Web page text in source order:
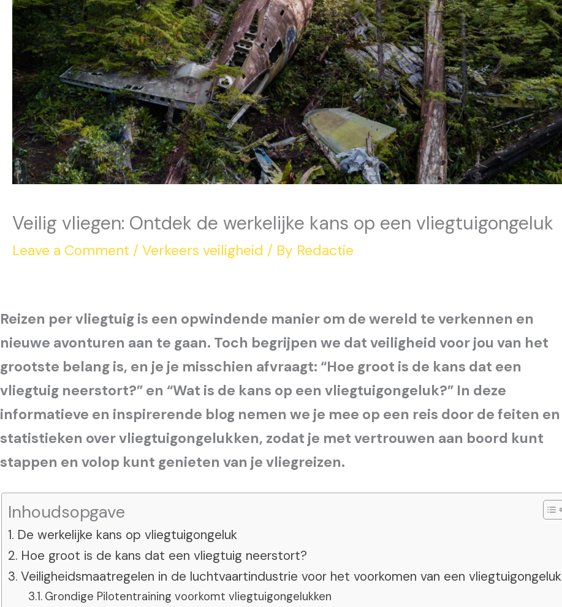
Veilig vliegen: Ontdek de werkelijke kans op een vliegtuigongeluk
Leave a Comment / Verkeers veiligheid / By Redactie
Reizen per vliegtuig is een opwindende manier om de wereld te verkennen en
nieuwe avonturen aan te gaan. Toch begrijpen we dat veiligheid voor jou van het
grootste belang is, en je je misschien afvraagt: “Hoe groot is de kans dat een
vliegtuig neerstort?” en “Wat is de kans op een vliegtuigongeluk?” In deze
informatieve en inspirerende blog nemen we je mee op een reis door de feiten en
statistieken over vliegtuigongelukken, zodat je met vertrouwen aan boord kunt
stappen en volop kunt genieten van je vliegreizen.
Inhoudsopgave
De werkelijke kans op vliegtuigongeluk
Hoe groot is de kans dat een vliegtuig neerstort?
Veiligheidsmaatregelen in de luchtvaartindustrie voor het voorkomen van een vliegtuigongeluk
Grondige Pilotentraining voorkomt vliegtuigongelukken